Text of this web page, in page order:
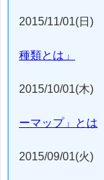
2015/11/01(日)
種類とは」
2015/10/01(木)
ーマップ」とは
2015/09/01(火)